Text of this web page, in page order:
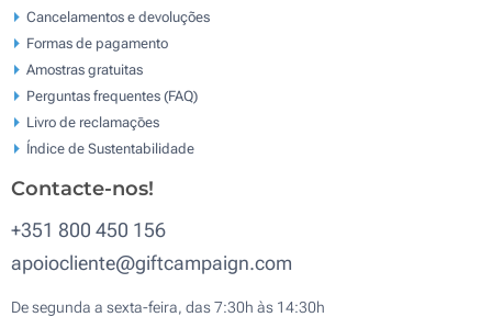
Cancelamentos e devoluções
Formas de pagamento
Amostras gratuitas
Perguntas frequentes (FAQ)
Livro de reclamaçōes
Índice de Sustentabilidade
Contacte-nos!
+351 800 450 156
apoiocliente@giftcampaign.com
De segunda a sexta-feira, das 7:30h às 14:30h